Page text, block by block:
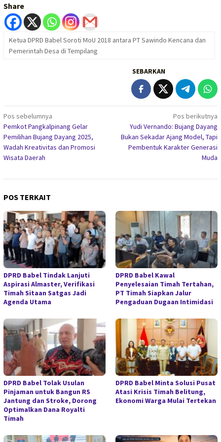
Share
Ketua DPRD Babel Soroti MoU 2018 antara PT Sawindo Kencana dan
Pemerintah Desa di Tempilang
SEBARKAN
Navigasi
pos
Pos sebelumnya
Pemkot Pangkalpinang Gelar
Pemilihan Bujang Dayang 2025,
Wadah Kreativitas dan Promosi
Wisata Daerah
Pos berikutnya
Yudi Vernando: Bujang Dayang
Bukan Sekadar Ajang Model, Tapi
Pembentuk Karakter Generasi
Muda
POS TERKAIT
DPRD Babel Tindak Lanjuti
Aspirasi Almaster, Verifikasi
Timah Sitaan Satgas Jadi
Agenda Utama
DPRD Babel Kawal
Penyelesaian Timah Tertahan,
PT Timah Siapkan Jalur
Pengaduan Dugaan Intimidasi
DPRD Babel Tolak Usulan
Pinjaman untuk Bangun RS
Jantung dan Stroke, Dorong
Optimalkan Dana Royalti
Timah
DPRD Babel Minta Solusi Pusat
Atasi Krisis Timah Belitung,
Ekonomi Warga Mulai Tertekan